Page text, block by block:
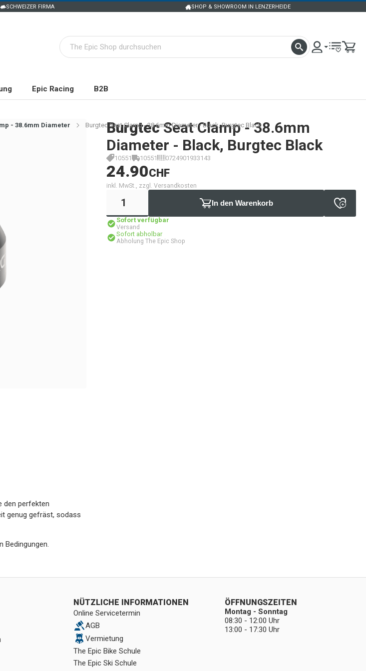
SCHWEIZER FIRMA SHOP & SHOWROOM IN LENZERHEIDE
Epic Racing B2B
- 38.6mm Diameter Burgtec Seat Clamp - 38.6mm Diameter - Black, Burgtec Black
Burgtec Seat Clamp - 38.6mm
Diameter - Black, Burgtec Black
10551 10551 0724901933143
24.90CHF
inkl. MwSt., zzgl. Versandkosten
In den Warenkorb
Sofort verfügbar
Versand
Sofort abholbar
Abholung The Epic Shop
den perfekten
genug gefräst, sodass
Bedingungen.
NÜTZLICHE INFORMATIONEN
Online Servicetermin
AGB
Vermietung
The Epic Bike Schule
The Epic Ski Schule
ÖFFNUNGSZEITEN
Montag - Sonntag
08:30 - 12:00 Uhr
13:00 - 17:30 Uhr